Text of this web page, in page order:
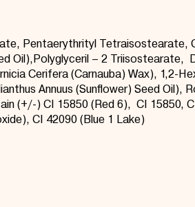
Pentaerythrityl Tetraisostearate,
Oil),Polyglyceril – 2 Triisostearate,
Cerifera (Carnauba) Wax), 1,2-
Annuus (Sunflower) Seed
(+/-) CI 15850 (Red 6), CI 15850,
CI 42090 (Blue 1 Lake)